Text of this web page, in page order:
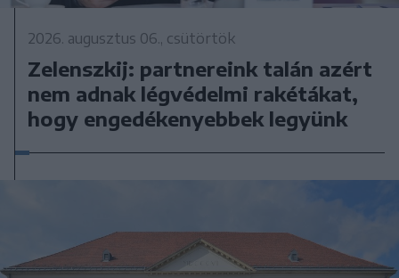
2026. augusztus 06., csütörtök
Zelenszkij: partnereink talán azért
nem adnak légvédelmi rakétákat,
hogy engedékenyebbek legyünk